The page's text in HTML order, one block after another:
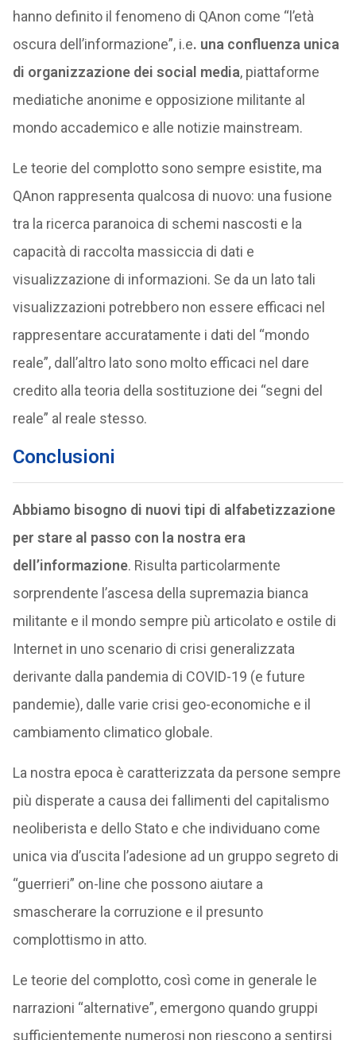
hanno definito il fenomeno di QAnon come “l’età
oscura dell’informazione”, i.e. una confluenza unica
di organizzazione dei social media, piattaforme
mediatiche anonime e opposizione militante al
mondo accademico e alle notizie mainstream.
Le teorie del complotto sono sempre esistite, ma
QAnon rappresenta qualcosa di nuovo: una fusione
tra la ricerca paranoica di schemi nascosti e la
capacità di raccolta massiccia di dati e
visualizzazione di informazioni. Se da un lato tali
visualizzazioni potrebbero non essere efficaci nel
rappresentare accuratamente i dati del “mondo
reale”, dall’altro lato sono molto efficaci nel dare
credito alla teoria della sostituzione dei “segni del
reale” al reale stesso.
Conclusioni
Abbiamo bisogno di nuovi tipi di alfabetizzazione
per stare al passo con la nostra era
dell’informazione. Risulta particolarmente
sorprendente l’ascesa della supremazia bianca
militante e il mondo sempre più articolato e ostile di
Internet in uno scenario di crisi generalizzata
derivante dalla pandemia di COVID-19 (e future
pandemie), dalle varie crisi geo-economiche e il
cambiamento climatico globale.
La nostra epoca è caratterizzata da persone sempre
più disperate a causa dei fallimenti del capitalismo
neoliberista e dello Stato e che individuano come
unica via d’uscita l’adesione ad un gruppo segreto di
“guerrieri” on-line che possono aiutare a
smascherare la corruzione e il presunto
complottismo in atto.
Le teorie del complotto, così come in generale le
narrazioni “alternative”, emergono quando gruppi
sufficientemente numerosi non riescono a sentirsi